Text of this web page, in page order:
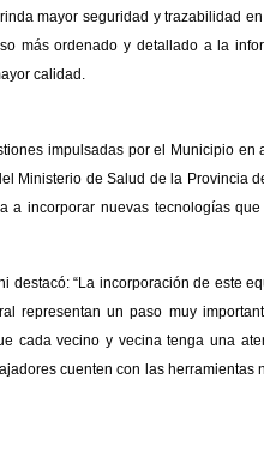
mayor seguridad y trazabilidad
más ordenado y detallado a la
calidad.
impulsadas por el Municipio en
Ministerio de Salud de la Provincia
a incorporar nuevas tecnologías
destacó: “La incorporación de este
representan un paso muy
cada vecino y vecina tenga una
cuenten con las herramientas